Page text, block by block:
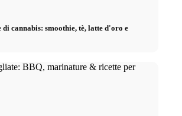
di cannabis: smoothie, tè, latte d'oro e